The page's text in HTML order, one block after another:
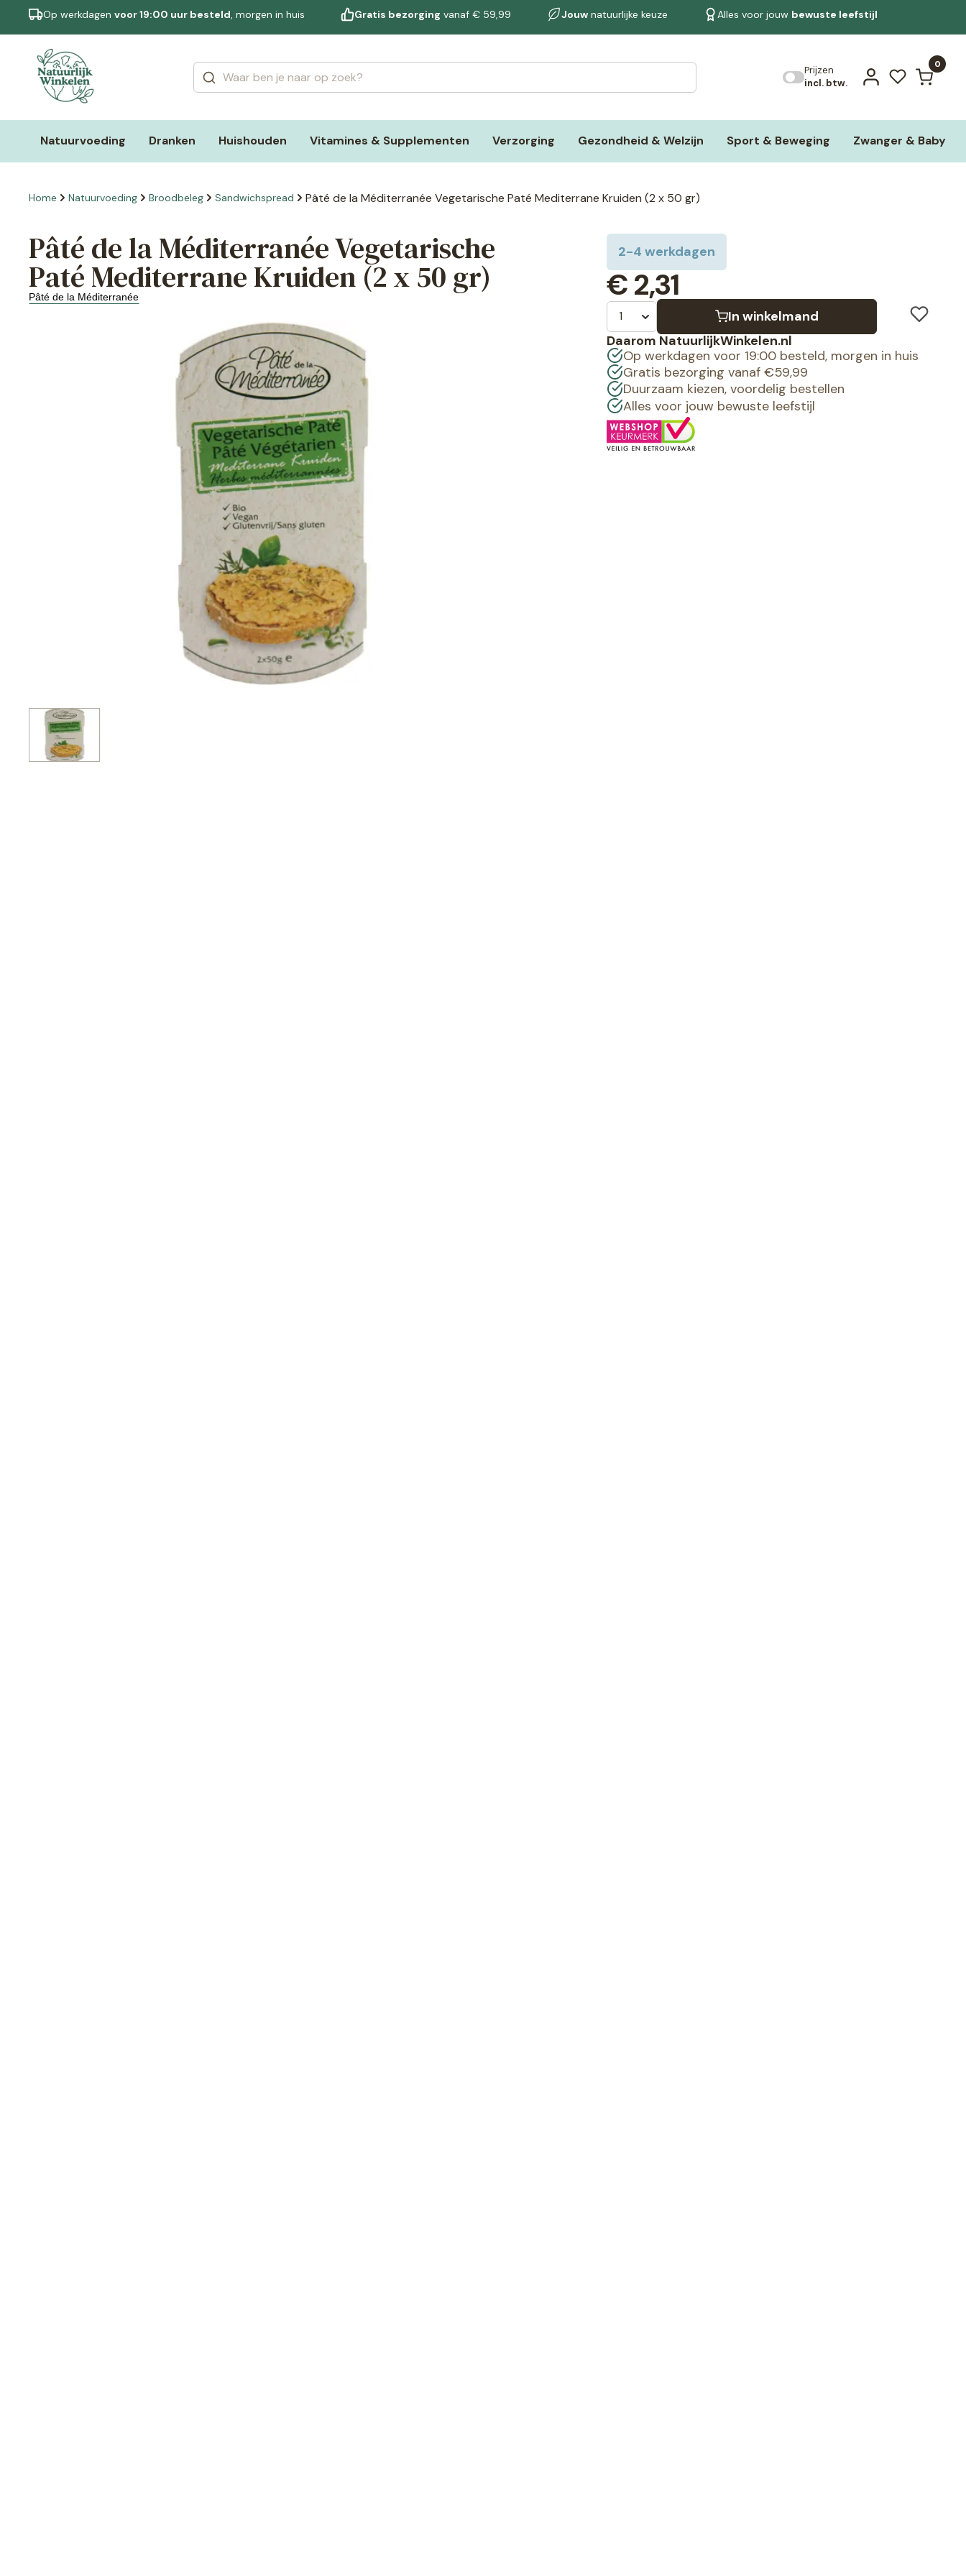
Op werkdagen voor 19:00 uur besteld, morgen in huis Gratis bezorging vanaf € 59,99 Jouwnatuurlijke keuze Alles voor jouw bewuste leefstijl
Prijzen
incl. btw.
0
Natuurvoeding Dranken Huishouden Vitamines & Supplementen Verzorging Gezondheid & Welzijn Sport & Beweging Zwanger & Baby
Bekijk alle resultaten
Home Natuurvoeding Broodbeleg Sandwichspread Pâté de la Méditerranée Vegetarische Paté Mediterrane Kruiden (2 x 50 gr)
Pâté de la Méditerranée Vegetarische
Paté Mediterrane Kruiden (2 x 50 gr)
Pâté de la Méditerranée
2-4 werkdagen
€2,31
In winkelmand
Daarom NatuurlijkWinkelen.nl
Op werkdagen voor 19:00 besteld, morgen in huis
Gratis bezorging vanaf €59,99
Duurzaam kiezen, voordelig bestellen
Alles voor jouw bewuste leefstijl